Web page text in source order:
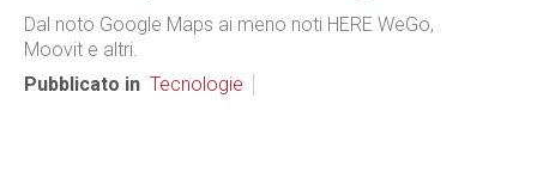
Dal noto Google Maps ai meno noti HERE WeGo,
Moovit e altri.
Pubblicato in Tecnologie